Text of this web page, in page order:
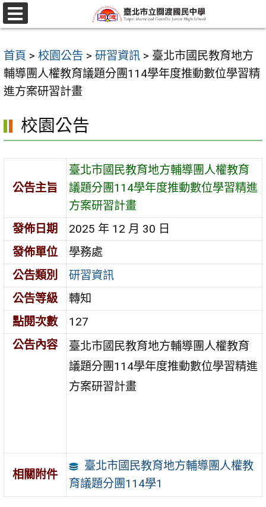
跳
至
要
內
容
選
單
首頁 > 校園公告 > 研習資訊 > 臺北市國民教育地方
輔導團人權教育議題分團114學年度推動數位學習精
進方案研習計畫
校園公告
公告主旨
臺北市國民教育地方輔導團人權教育
議題分團114學年度推動數位學習精進
方案研習計畫
發佈日期
2025 年 12 月 30 日
發佈單位
學務處
公告類別
研習資訊
公告等級
轉知
點閱次數
127
公告內容
臺北市國民教育地方輔導團人權教育
議題分團114學年度推動數位學習精進
方案研習計畫
相關附件
臺北市國民教育地方輔導團人權教
育議題分團114學1